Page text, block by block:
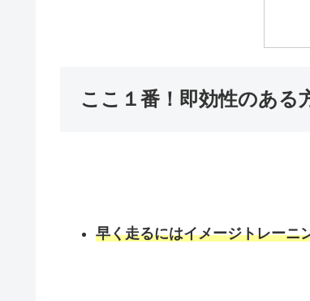
ここ１番！即効性のある
早く走るにはイメージトレーニ